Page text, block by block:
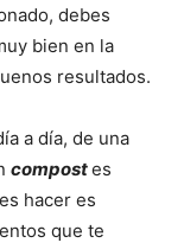
debes
bien en la
resultados.
a día, de una
compostes
hacer es
que te